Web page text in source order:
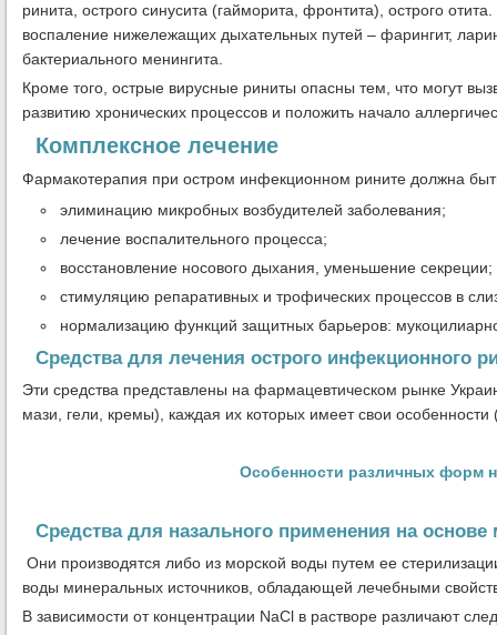
ринита, острого синусита (гайморита, фронтита), острого
воспаление нижележащих дыхательных путей – фарингит,
бактериального менингита.
Кроме того, острые вирусные риниты опасны тем, что могут
развитию хронических процессов и положить начало
Комплексное лечение
Фармакотерапия при остром инфекционном рините должна
элиминацию микробных возбудителей заболевания;
лечение воспалительного процесса;
восстановление носового дыхания, уменьшение секреции;
стимуляцию репаративных и трофических процессов в
нормализацию функций защитных барьеров:
Средства для лечения острого инфекционного
Эти средства представлены на фармацевтическом рынке
мази, гели, кремы), каждая их которых имеет свои особенности
Особенности различных форм
Средства для назального применения на
Они производятся либо из морской воды путем ее
воды минеральных источников, обладающей лечебными
В зависимости от концентрации NaCl в растворе различают